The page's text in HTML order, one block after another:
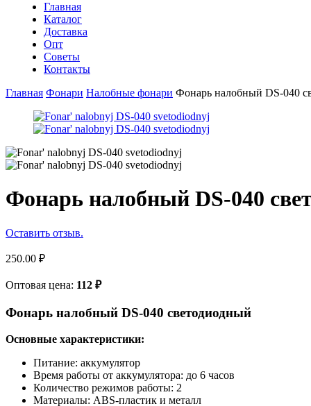
Главная
Каталог
Доставка
Опт
Советы
Контакты
Главная Фонари Налобные фонари Фонарь налобный DS-040
Фонарь налобный DS-040
Оставить отзыв.
250.00 ₽
Оптовая цена: 112 ₽
Фонарь налобный DS-040 светодиодный
Основные характеристики:
Питание: аккумулятор
Время работы от аккумулятора: до 6 часов
Количество режимов работы: 2
Материалы: ABS-пластик и металл